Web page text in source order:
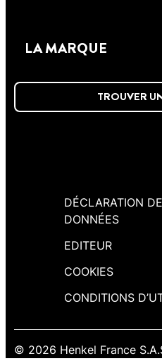
corriger les petits
LA MARQUE
TROUVER
DÉCLARATION
DONNÉES
EDITEUR
COOKIES
CONDITIONS
© 2026 Henkel France